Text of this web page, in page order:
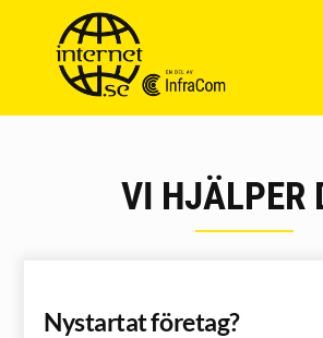
content
VI HJÄLPER
Nystartat företag?